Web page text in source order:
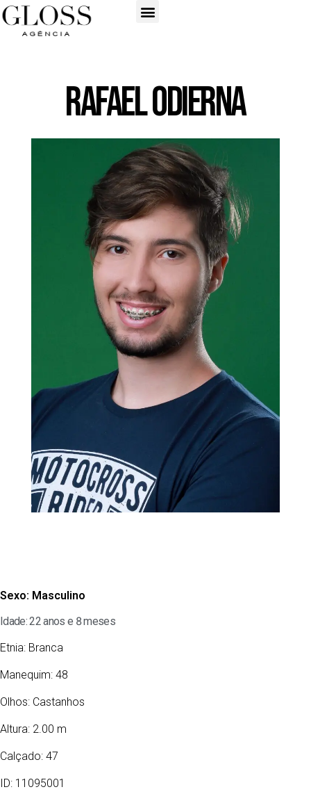
Rafael Odierna
Sexo: Masculino
Idade: 22 anos e 8 meses
Etnia: Branca
Manequim: 48
Olhos: Castanhos
Altura: 2.00 m
Calçado: 47
ID: 11095001